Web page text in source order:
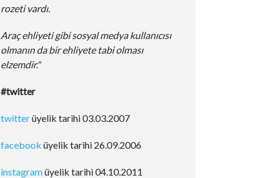
rozeti vardı.
Araç ehliyeti gibi sosyal medya kullanıcısı
olmanın da bir ehliyete tabi olması
elzemdir."
#twitter
twitterüyelik tarihi 03.03.2007
facebook üyelik tarihi 26.09.2006
instagramüyelik tarihi 04.10.2011